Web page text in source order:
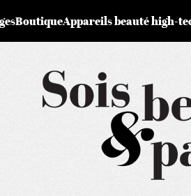
BoutiqueAppareils beauté high-